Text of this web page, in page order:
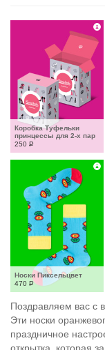
Коробка Туфельки
принцессы для 2-х пар
250 Р
Носки Пиксельцвет
470 Р
Поздравляем вас с
Эти носки
праздничное